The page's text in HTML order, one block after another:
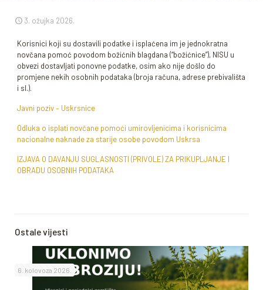
3. ožujka 2026.
Korisnici koji su dostavili podatke i isplaćena im je jednokratna
novčana pomoć povodom božićnih blagdana (“božićnice”), NISU u
obvezi dostavljati ponovne podatke, osim ako nije došlo do
promjene nekih osobnih podataka (broja računa, adrese prebivališta
i sl.).
Javni poziv – Uskrsnice
Odluka o isplati novčane pomoći umirovljenicima i korisnicima
nacionalne naknade za starije osobe povodom Uskrsa
IZJAVA O DAVANJU SUGLASNOSTI (PRIVOLE) ZA PRIKUPLJANJE I
OBRADU OSOBNIH PODATAKA
Ostale vijesti
6. kolovoza 2026.